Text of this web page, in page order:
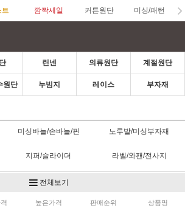
트 깜짝세일 커튼원단 미싱/패턴
린넨 의류원단 계절원단
원단 누빔지 레이스 부자재
미싱바늘/손바늘/핀 노루발/미싱부자재
지퍼/슬라이더 라벨/와팬/전사지
단추/수입단추
가방부자재 스탬프/잉크/펜
전체보기
높은가격 판매순위 상품명